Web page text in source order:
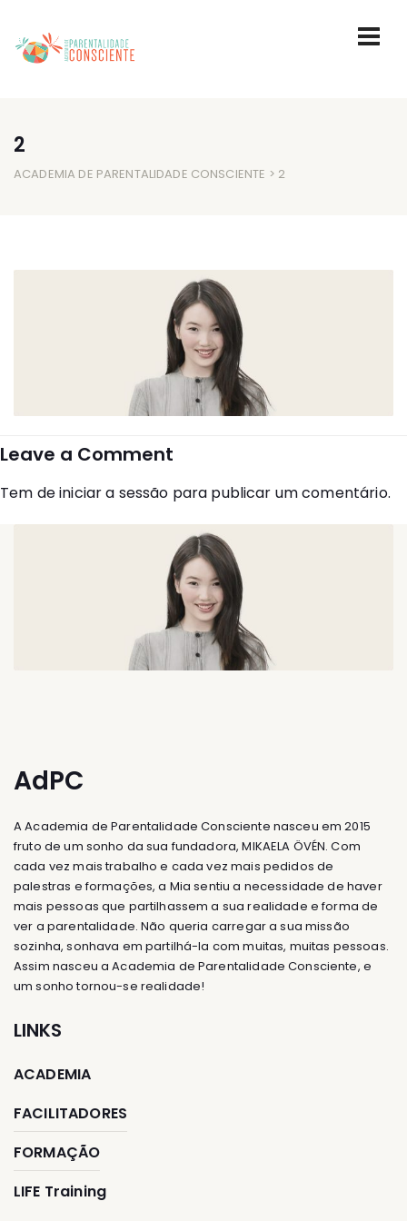
2
ACADEMIA DE PARENTALIDADE CONSCIENTE > 2
Leave a Comment
Tem deiniciar a sessão para publicar um comentário.
AdPC
A Academia de Parentalidade Consciente nasceu em 2015
fruto de um sonho da sua fundadora, MIKAELA ÖVÉN. Com
cada vez mais trabalho e cada vez mais pedidos de
palestras e formações, a Mia sentiu a necessidade de haver
mais pessoas que partilhassem a sua realidade e forma de
ver a parentalidade. Não queria carregar a sua missão
sozinha, sonhava em partilhá-la com muitas, muitas pessoas.
Assim nasceu a Academia de Parentalidade Consciente, e
um sonho tornou-se realidade!
LINKS
ACADEMIA
FACILITADORES
FORMAÇÃO
LIFE Training